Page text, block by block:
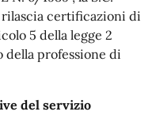
rilascia certificazioni di
5 della legge 2
della professione di
del servizio